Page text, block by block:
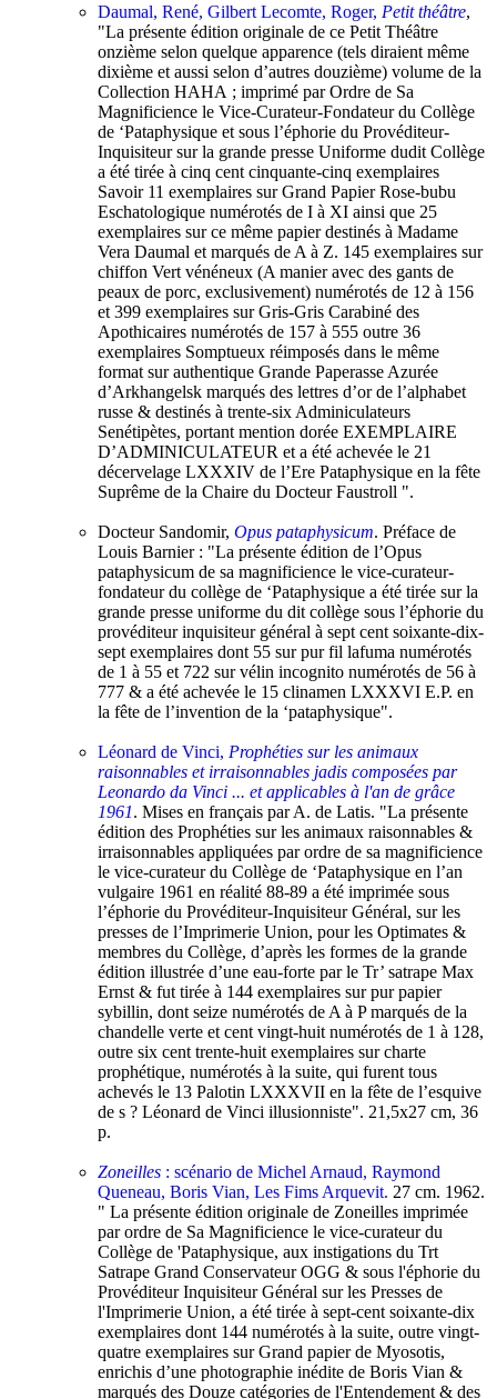
Daumal, René, Gilbert Lecomte, Roger, Petit théâtre,
"La présente édition originale de ce Petit Théâtre
onzième selon quelque apparence (tels diraient même
dixième et aussi selon d’autres douzième) volume de la
Collection HAHA ; imprimé par Ordre de Sa
Magnificience le Vice-Curateur-Fondateur du Collège
de ‘Pataphysique et sous l’éphorie du Provéditeur-
Inquisiteur sur la grande presse Uniforme dudit Collège
a été tirée à cinq cent cinquante-cinq exemplaires
Savoir 11 exemplaires sur Grand Papier Rose-bubu
Eschatologique numérotés de I à XI ainsi que 25
exemplaires sur ce même papier destinés à Madame
Vera Daumal et marqués de A à Z. 145 exemplaires sur
chiffon Vert vénéneux (A manier avec des gants de
peaux de porc, exclusivement) numérotés de 12 à 156
et 399 exemplaires sur Gris-Gris Carabiné des
Apothicaires numérotés de 157 à 555 outre 36
exemplaires Somptueux réimposés dans le même
format sur authentique Grande Paperasse Azurée
d’Arkhangelsk marqués des lettres d’or de l’alphabet
russe & destinés à trente-six Adminiculateurs
Senétipètes, portant mention dorée EXEMPLAIRE
D’ADMINICULATEUR et a été achevée le 21
décervelage LXXXIV de l’Ere Pataphysique en la fête
Suprême de la Chaire du Docteur Faustroll ".
Docteur Sandomir, Opus pataphysicum. Préface de
Louis Barnier : "La présente édition de l’Opus
pataphysicum de sa magnificience le vice-curateur-
fondateur du collège de ‘Pataphysique a été tirée sur la
grande presse uniforme du dit collège sous l’éphorie du
provéditeur inquisiteur général à sept cent soixante-dix-
sept exemplaires dont 55 sur pur fil lafuma numérotés
de 1 à 55 et 722 sur vélin incognito numérotés de 56 à
777 & a été achevée le 15 clinamen LXXXVI E.P. en
la fête de l’invention de la ‘pataphysique".
Léonard de Vinci, Prophéties sur les animaux
raisonnables et irraisonnables jadis composées par
Leonardo da Vinci ... et applicables à l'an de grâce
1961. Mises en français par A. de Latis. "La présente
édition des Prophéties sur les animaux raisonnables &
irraisonnables appliquées par ordre de sa magnificience
le vice-curateur du Collège de ‘Pataphysique en l’an
vulgaire 1961 en réalité 88-89 a été imprimée sous
l’éphorie du Provéditeur-Inquisiteur Général, sur les
presses de l’Imprimerie Union, pour les Optimates &
membres du Collège, d’après les formes de la grande
édition illustrée d’une eau-forte par le Tr’ satrape Max
Ernst & fut tirée à 144 exemplaires sur pur papier
sybillin, dont seize numérotés de A à P marqués de la
chandelle verte et cent vingt-huit numérotés de 1 à 128,
outre six cent trente-huit exemplaires sur charte
prophétique, numérotés à la suite, qui furent tous
achevés le 13 Palotin LXXXVII en la fête de l’esquive
de s ? Léonard de Vinci illusionniste". 21,5x27 cm, 36
p.
Zoneilles : scénario de Michel Arnaud, Raymond
Queneau, Boris Vian, Les Fims Arquevit. 27 cm. 1962.
" La présente édition originale de Zoneilles imprimée
par ordre de Sa Magnificience le vice-curateur du
Collège de 'Pataphysique, aux instigations du Trt
Satrape Grand Conservateur OGG & sous l'éphorie du
Provéditeur Inquisiteur Général sur les Presses de
l'Imprimerie Union, a été tirée à sept-cent soixante-dix
exemplaires dont 144 numérotés à la suite, outre vingt-
quatre exemplaires sur Grand papier de Myosotis,
enrichis d’une photographie inédite de Boris Vian &
marqués des Douze catégories de l'Entendement & des